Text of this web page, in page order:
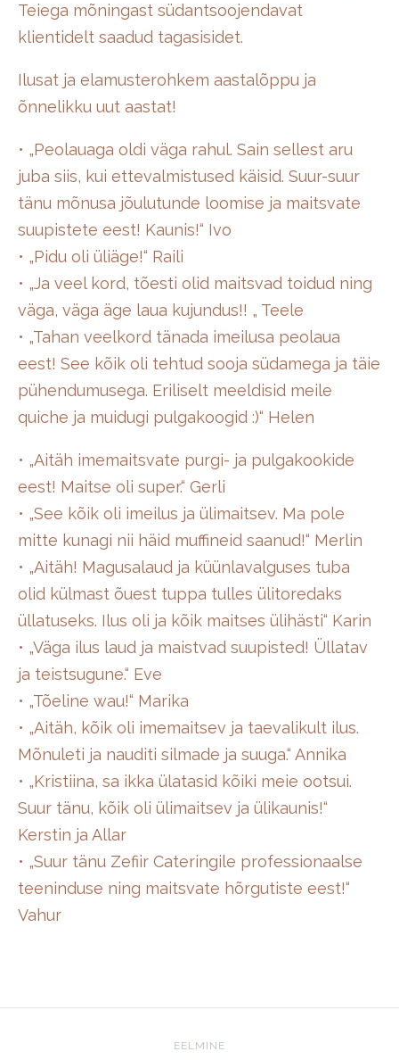
Teiega mõningast südantsoojendavat
klientidelt saadud tagasisidet.
Ilusat ja elamusterohkem aastalõppu ja
õnnelikku uut aastat!
• „Peolauaga oldi väga rahul. Sain sellest aru
juba siis, kui ettevalmistused käisid. Suur-suur
tänu mõnusa jõulutunde loomise ja maitsvate
suupistete eest! Kaunis!“ Ivo
• „Pidu oli üliäge!“ Raili
• „Ja veel kord, tõesti olid maitsvad toidud ning
väga, väga äge laua kujundus!! „ Teele
• „Tahan veelkord tänada imeilusa peolaua
eest! See kõik oli tehtud sooja südamega ja täie
pühendumusega. Eriliselt meeldisid meile
quiche ja muidugi pulgakoogid :)“ Helen
• „Aitäh imemaitsvate purgi- ja pulgakookide
eest! Maitse oli super.“ Gerli
• „See kõik oli imeilus ja ülimaitsev. Ma pole
mitte kunagi nii häid muffineid saanud!“ Merlin
• „Aitäh! Magusalaud ja küünlavalguses tuba
olid külmast õuest tuppa tulles ülitoredaks
üllatuseks. Ilus oli ja kõik maitses ülihästi“ Karin
• „Väga ilus laud ja maistvad suupisted! Üllatav
ja teistsugune.“ Eve
• „Tõeline wau!“ Marika
• „Aitäh, kõik oli imemaitsev ja taevalikult ilus.
Mõnuleti ja nauditi silmade ja suuga.“ Annika
• „Kristiina, sa ikka ülatasid kõiki meie ootsui.
Suur tänu, kõik oli ülimaitsev ja ülikaunis!“
Kerstin ja Allar
• „Suur tänu Zefiir Cateringile professionaalse
teeninduse ning maitsvate hõrgutiste eest!“
Vahur
EELMINE